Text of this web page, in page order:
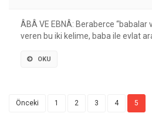
ÂBÂ VE EBNÂ: Beraberce “babalar
veren bu iki kelime, baba ile evlat
OKU
Önceki 1 2 3 4 5